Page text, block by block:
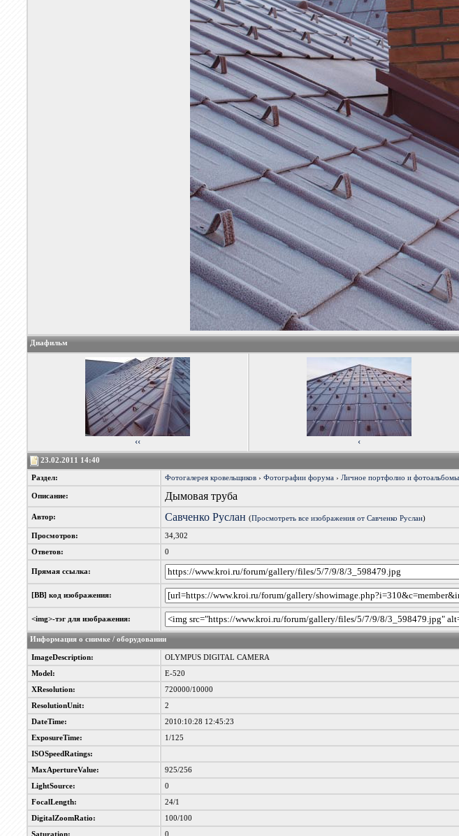
Диафильм
‹‹ ‹
23.02.2011 14:40
Раздел: Фотогалерея кровельщиков ›Фотографии форума ›Личное портфолио и фотоальбомы
Описание: Дымовая труба
Автор: Савченко Руслан (Просмотреть все изображения от Савченко Руслан)
Просмотров: 34,302
Ответов: 0
Прямая ссылка:
[BB] код изображения:
<img>-тэг для изображения:
Информация о снимке / оборудовании
ImageDescription: OLYMPUS DIGITAL CAMERA
Model: E-520
XResolution: 720000/10000
ResolutionUnit: 2
DateTime: 2010:10:28 12:45:23
ExposureTime: 1/125
ISOSpeedRatings:
MaxApertureValue: 925/256
LightSource: 0
FocalLength: 24/1
DigitalZoomRatio: 100/100
Saturation: 0